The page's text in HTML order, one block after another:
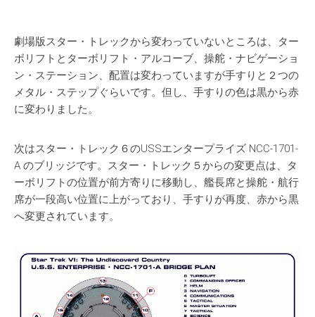
劇場版スター・トレックから変わっていないところは、ター
ボリフトとターボリフト・アルコーブ、操舵・ナビゲーショ
ン・ステーション、配置は変わっていますが手すりと２つの
メタル・ステップぐらいです。但し、手すりの色は黒から赤
に変わりました。
次はスター・トレック６のUSSエンタープライズ NCC-1701-
A のブリッジです。スター・トレック５からの変更点は、タ
ーボリフトの位置が前方寄りに移動し、艦長席と操舵・航行
席が一段高い位置に上がっており、手すりが再度、赤から黒
へ変更されています。